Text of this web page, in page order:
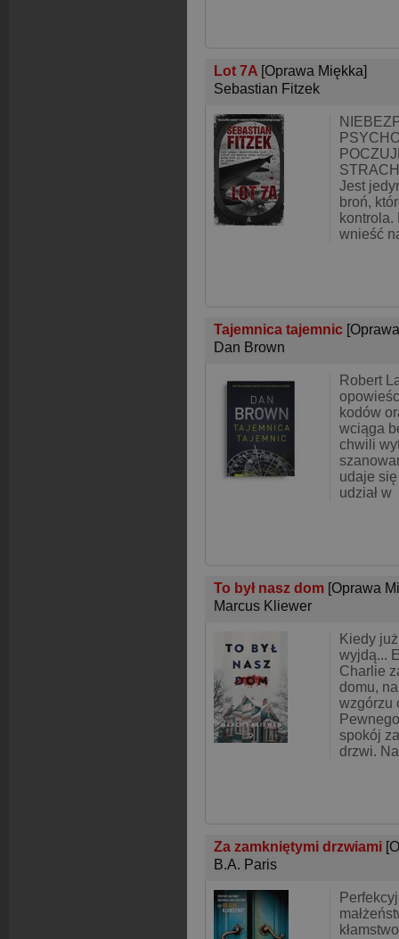
Lot 7A [Oprawa Miękka]
Sebastian Fitzek
Jest
broń,
kontrola.
wnieść
Tajemnica tajemnic
Dan Brown
Robert
kodów
wciąga
chwili
udaje
udział w
To był nasz dom [Oprawa
Marcus Kliewer
Kiedy
wyjdą...
Charlie
domu,
wzgórzu
spokój
drzwi.
Za zamkniętymi drzwiami
B.A. Paris